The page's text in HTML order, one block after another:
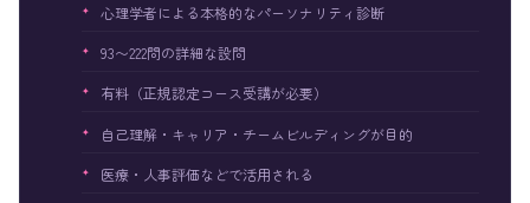
心理学者による本格的なパーソナリティ診断
93〜222問の詳細な設問
有料（正規認定コース受講が必要）
自己理解・キャリア・チームビルディングが目的
医療・人事評価などで活用される